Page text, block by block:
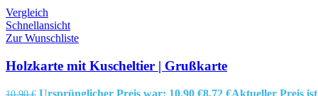
Vergleich
Schnellansicht
Zur Wunschliste
Holzkarte mit Kuscheltier | Grußkarte
Ursprünglicher Preis war: 10,90 €8,72 €Aktueller Preis